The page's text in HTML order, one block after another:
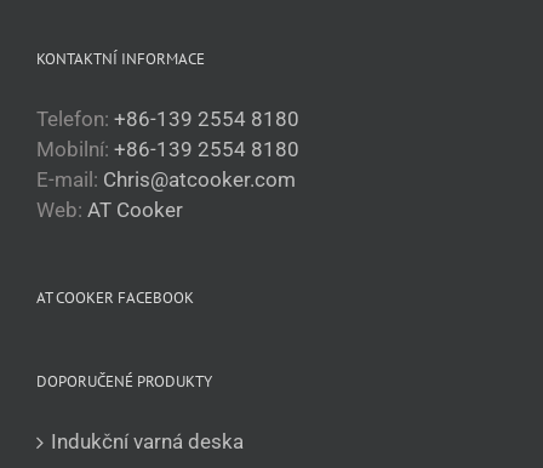
KONTAKTNÍ INFORMACE
Telefon: +86-139 2554 8180
Mobilní: +86-139 2554 8180
E-mail: Chris@atcooker.com
Web: AT Cooker
AT COOKER FACEBOOK
DOPORUČENÉ PRODUKTY
Indukční varná deska